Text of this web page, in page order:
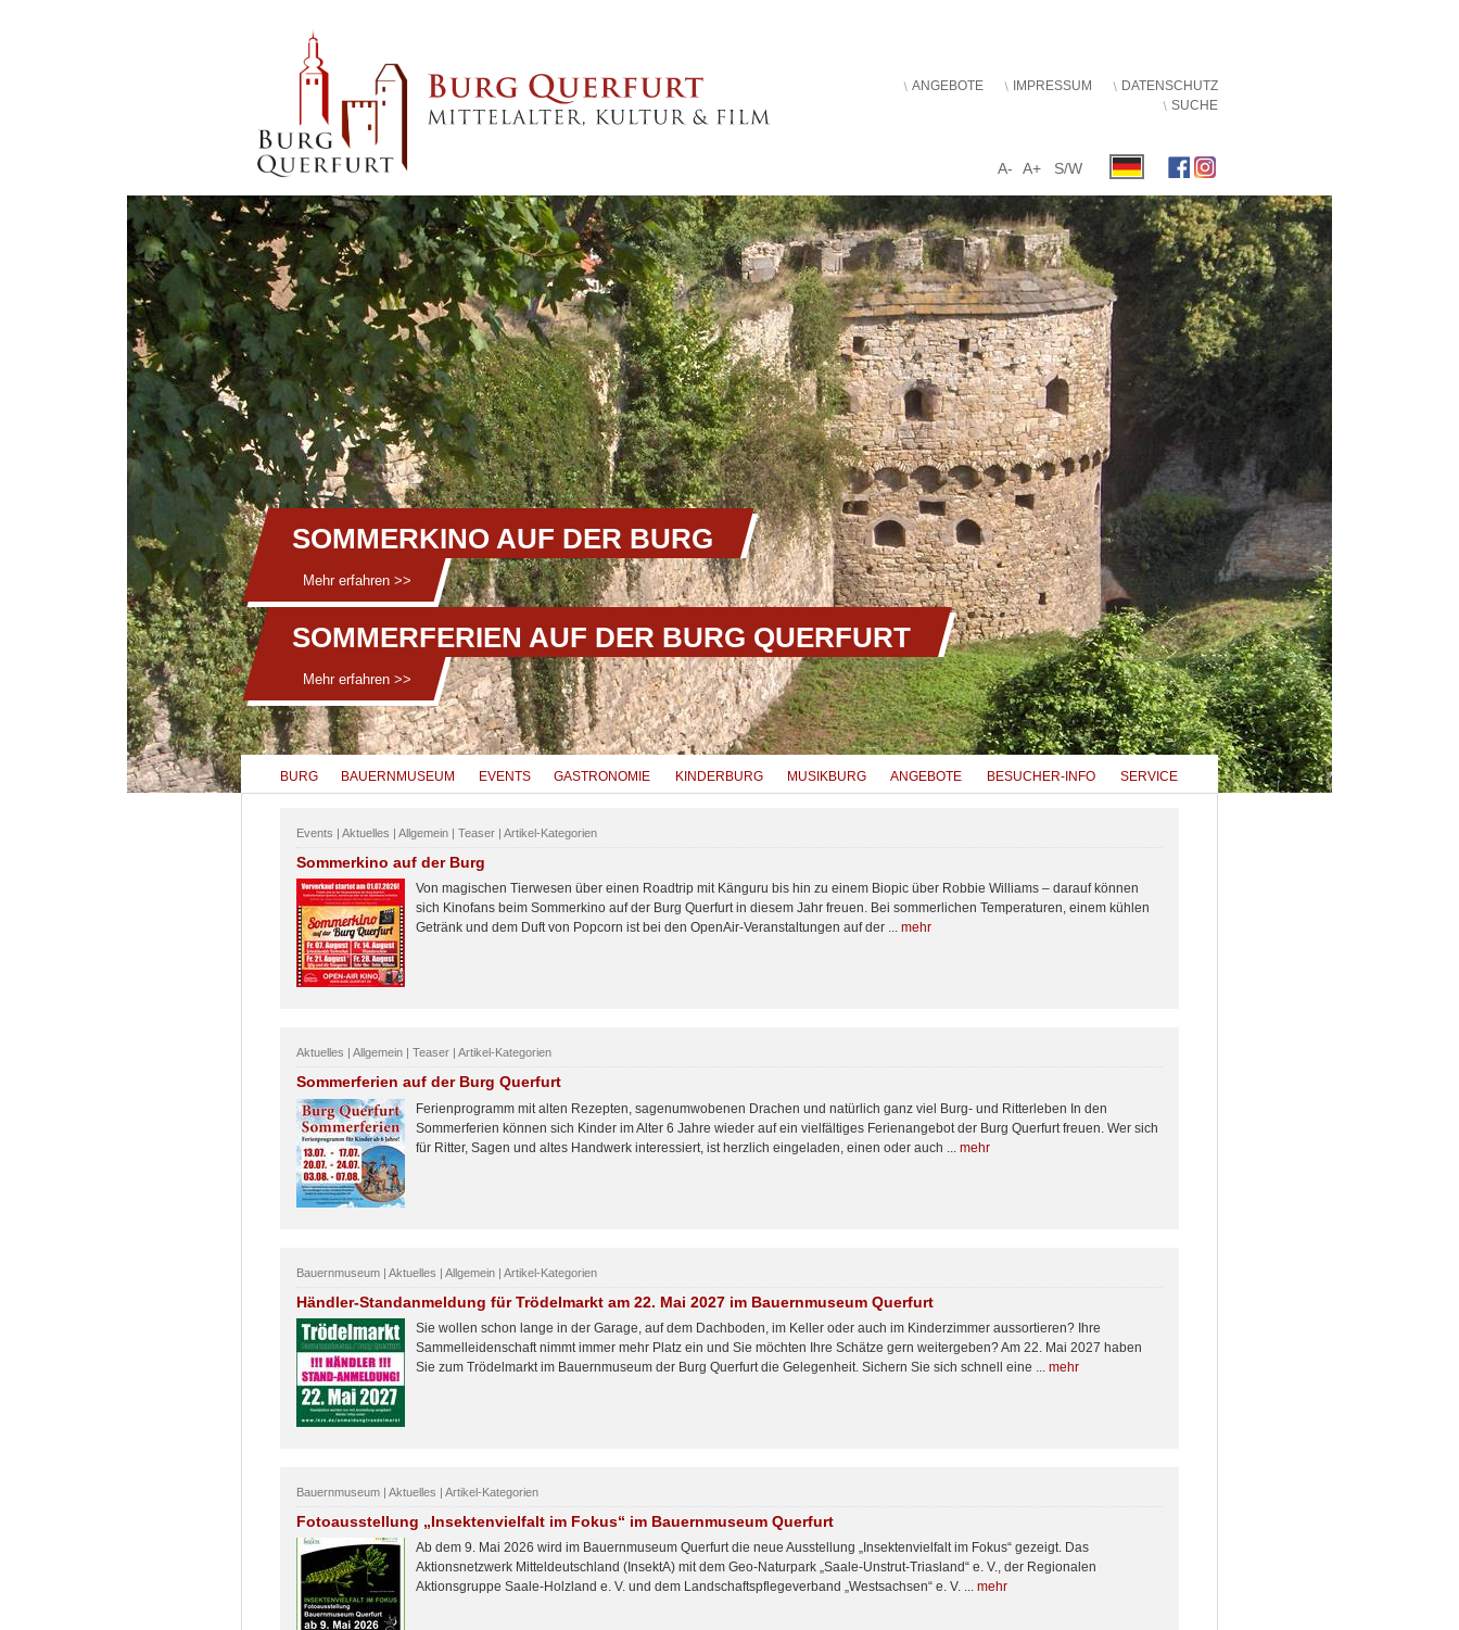
ANGEBOTE IMPRESSUM
DATENSCHUTZ
SUCHE
A- A+ S/W
BURG BAUERNMUSEUM EVENTS GASTRONOMIE KINDERBURG MUSIKBURG ANGEBOTE BESUCHER-INFO SERVICE
SOMMERKINO AUF DER BURG
Mehr erfahren >>
SOMMERFERIEN AUF DER BURG QUERFURT
Mehr erfahren >>
Events | Aktuelles | Allgemein | Teaser | Artikel-Kategorien
Sommerkino auf der Burg
Von magischen Tierwesen über einen Roadtrip mit Känguru bis hin zu einem Biopic über Robbie Williams – darauf können
sich Kinofans beim Sommerkino auf der Burg Querfurt in diesem Jahr freuen. Bei sommerlichen Temperaturen, einem kühlen
Getränk und dem Duft von Popcorn ist bei den OpenAir-Veranstaltungen auf der ... mehr
Aktuelles | Allgemein | Teaser | Artikel-Kategorien
Sommerferien auf der Burg Querfurt
Ferienprogramm mit alten Rezepten, sagenumwobenen Drachen und natürlich ganz viel Burg- und Ritterleben In den
Sommerferien können sich Kinder im Alter 6 Jahre wieder auf ein vielfältiges Ferienangebot der Burg Querfurt freuen. Wer sich
für Ritter, Sagen und altes Handwerk interessiert, ist herzlich eingeladen, einen oder auch ... mehr
Bauernmuseum | Aktuelles | Allgemein | Artikel-Kategorien
Händler-Standanmeldung für Trödelmarkt am 22. Mai 2027 im Bauernmuseum Querfurt
Sie wollen schon lange in der Garage, auf dem Dachboden, im Keller oder auch im Kinderzimmer aussortieren? Ihre
Sammelleidenschaft nimmt immer mehr Platz ein und Sie möchten Ihre Schätze gern weitergeben? Am 22. Mai 2027 haben
Sie zum Trödelmarkt im Bauernmuseum der Burg Querfurt die Gelegenheit. Sichern Sie sich schnell eine ... mehr
Bauernmuseum | Aktuelles | Artikel-Kategorien
Fotoausstellung „Insektenvielfalt im Fokus“ im Bauernmuseum Querfurt
Ab dem 9. Mai 2026 wird im Bauernmuseum Querfurt die neue Ausstellung „Insektenvielfalt im Fokus“ gezeigt. Das
Aktionsnetzwerk Mitteldeutschland (InsektA) mit dem Geo-Naturpark „Saale-Unstrut-Triasland“ e. V., der Regionalen
Aktionsgruppe Saale-Holzland e. V. und dem Landschaftspflegeverband „Westsachsen“ e. V. ... mehr